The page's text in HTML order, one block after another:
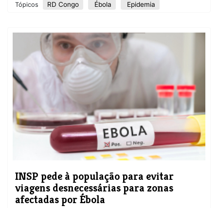
Tópicos RD Congo Ébola Epidemia
INSP pede à população para evitar
viagens desnecessárias para zonas
afectadas por Ébola